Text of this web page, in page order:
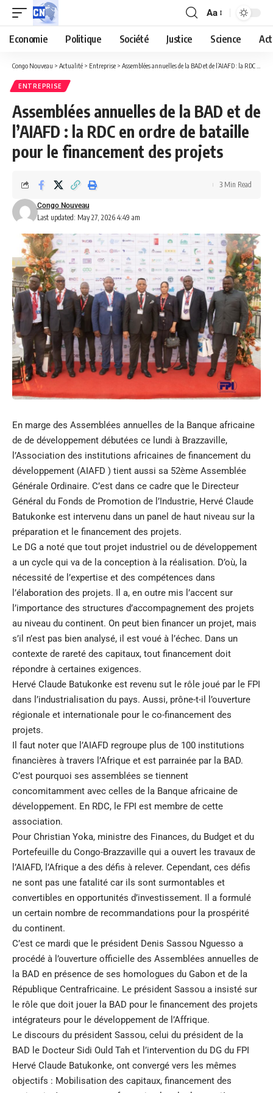
Aa
Economie Politique Société Justice Science
Congo Nouveau > Actualité > Entreprise > Assemblées annuelles de la BAD et de l’AIAFD : la RDC en ordre de bataille pour le financement des projets
ENTREPRISE
Assemblées annuelles de la BAD et de
l’AIAFD : la RDC en ordre de bataille
pour le financement des projets
Last updated: May 27, 2026 4:49 am
Congo Nouveau
3 Min Read
En marge des Assemblées annuelles de la Banque africaine
de de développement débutées ce lundi à Brazzaville,
l’Association des institutions africaines de financement du
développement (AIAFD ) tient aussi sa 52ème Assemblée
Générale Ordinaire. C’est dans ce cadre que le Directeur
Général du Fonds de Promotion de l’Industrie, Hervé Claude
Batukonke est intervenu dans un panel de haut niveau sur la
préparation et le financement des projets.
Le DG a noté que tout projet industriel ou de développement
a un cycle qui va de la conception à la réalisation. D’où, la
nécessité de l’expertise et des compétences dans
l’élaboration des projets. Il a, en outre mis l’accent sur
l’importance des structures d’accompagnement des projets
au niveau du continent. On peut bien financer un projet, mais
s’il n’est pas bien analysé, il est voué à l’échec. Dans un
contexte de rareté des capitaux, tout financement doit
répondre à certaines exigences.
Hervé Claude Batukonke est revenu sut le rôle joué par le FPI
dans l’industrialisation du pays. Aussi, prône-t-il l’ouverture
régionale et internationale pour le co-financement des
projets.
Il faut noter que l’AIAFD regroupe plus de 100 institutions
financières à travers l’Afrique et est parrainée par la BAD.
C’est pourquoi ses assemblées se tiennent
concomitamment avec celles de la Banque africaine de
développement. En RDC, le FPI est membre de cette
association.
Pour Christian Yoka, ministre des Finances, du Budget et du
Portefeuille du Congo-Brazzaville qui a ouvert les travaux de
l’AIAFD, l’Afrique a des défis à relever. Cependant, ces défis
ne sont pas une fatalité car ils sont surmontables et
convertibles en opportunités d’investissement. Il a formulé
un certain nombre de recommandations pour la prospérité
du continent.
C’est ce mardi que le président Denis Sassou Nguesso a
procédé à l’ouverture officielle des Assemblées annuelles de
la BAD en présence de ses homologues du Gabon et de la
République Centrafricaine. Le président Sassou a insisté sur
le rôle que doit jouer la BAD pour le financement des projets
intégrateurs pour le développement de l’Affrique.
Le discours du président Sassou, celui du président de la
BAD le Docteur Sidi Ould Tah et l’intervention du DG du FPI
Hervé Claude Batukonke, ont convergé vers les mêmes
objectifs : Mobilisation des capitaux, financement des